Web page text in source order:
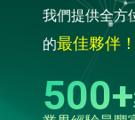
我們提供全方
的最佳夥伴！
500+